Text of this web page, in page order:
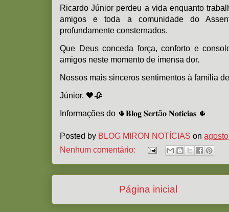
Ricardo Júnior perdeu a vida enquanto
amigos e toda a comunidade do
profundamente consternados.
Que Deus conceda força, conforto e
amigos neste momento de imensa dor.
Nossos mais sinceros sentimentos à família
Júnior. 🖤🥀
Informações do 🌵𝐁𝐥𝐨𝐠 𝐒𝐞𝐫𝐭ã𝐨 𝐍𝐨𝐭𝐢𝐜𝐢𝐚𝐬 🌵
Posted by BLOG MIRON NOTÍCIAS on
Nenhum comentário:
Página inicial